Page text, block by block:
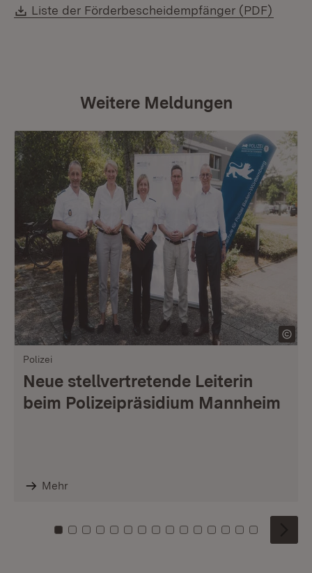
Download:
Liste der Förderbescheidempfänger (PDF)
Weitere Meldungen
Polizei
Neue stellvertretende Leiterin
beim Polizeipräsidium Mannheim
Mehr
Zu Kachel: 0
Zu Kachel: 1
Zu Kachel: 2
Zu Kachel: 3
Zu Kachel: 4
Zu Kachel: 5
Zu Kachel: 6
Zu Kachel: 7
Zu Kachel: 8
Zu Kachel: 9
Zu Kachel: 10
Zu Kachel: 11
Zu Kachel: 12
Zu Kachel:
Zu